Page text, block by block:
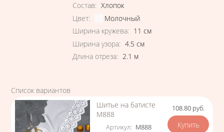
Состав: Хлопок
Цвет:
Молочный
Ширина кружева: 11 см
Ширина узора: 4.5 см
Длина отреза: 2.1 м
Список вариантов
Шитье на батисте
М888
Артикул: М888
Цена
108.80 руб.